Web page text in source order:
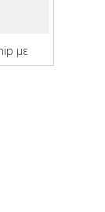
με